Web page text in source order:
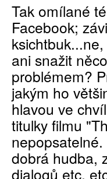
Tak omílané
Facebook;
ani snažit
problémem?
jakým ho
hlavou ve
titulky filmu
dobrá hudba,
dialogů etc.